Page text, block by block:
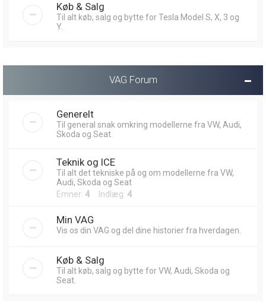
Køb & Salg
Til alt køb, salg og bytte for Tesla Model S, X, 3 og
Y.
VAG Forum
Generelt
Til general snak omkring modellerne fra VW, Audi,
Skoda og Seat.
Teknik og ICE
Til alt det tekniske på og om modellerne fra VW,
Audi, Skoda og Seat
Emner: 4 Indlæg: 4
Min VAG
Vis os din VAG og del dine historier fra hverdagen.
Køb & Salg
Til alt køb, salg og bytte for VW, Audi, Skoda og
Seat.